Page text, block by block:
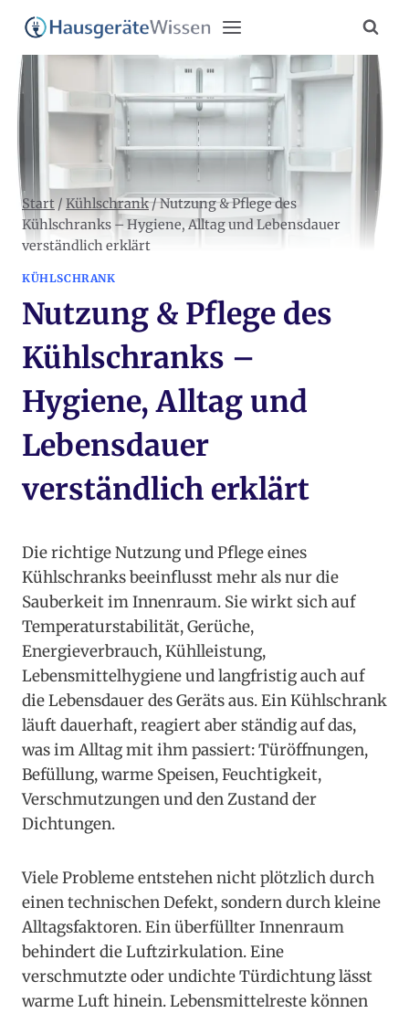
Zum
Inhalt
springen
Start / Kühlschrank/Nutzung & Pflege des
Kühlschranks – Hygiene, Alltag und Lebensdauer
verständlich erklärt
KÜHLSCHRANK
Nutzung & Pflege des
Kühlschranks –
Hygiene, Alltag und
Lebensdauer
verständlich erklärt
Die richtige Nutzung und Pflege eines
Kühlschranks beeinflusst mehr als nur die
Sauberkeit im Innenraum. Sie wirkt sich auf
Temperaturstabilität, Gerüche,
Energieverbrauch, Kühlleistung,
Lebensmittelhygiene und langfristig auch auf
die Lebensdauer des Geräts aus. Ein Kühlschrank
läuft dauerhaft, reagiert aber ständig auf das,
was im Alltag mit ihm passiert: Türöffnungen,
Befüllung, warme Speisen, Feuchtigkeit,
Verschmutzungen und den Zustand der
Dichtungen.
Viele Probleme entstehen nicht plötzlich durch
einen technischen Defekt, sondern durch kleine
Alltagsfaktoren. Ein überfüllter Innenraum
behindert die Luftzirkulation. Eine
verschmutzte oder undichte Türdichtung lässt
warme Luft hinein. Lebensmittelreste können